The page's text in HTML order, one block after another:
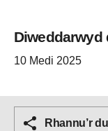
Diweddarwyd
10 Medi 2025
Rhannu’r